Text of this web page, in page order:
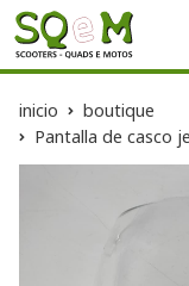
inicio
boutique
Pantalla de casco